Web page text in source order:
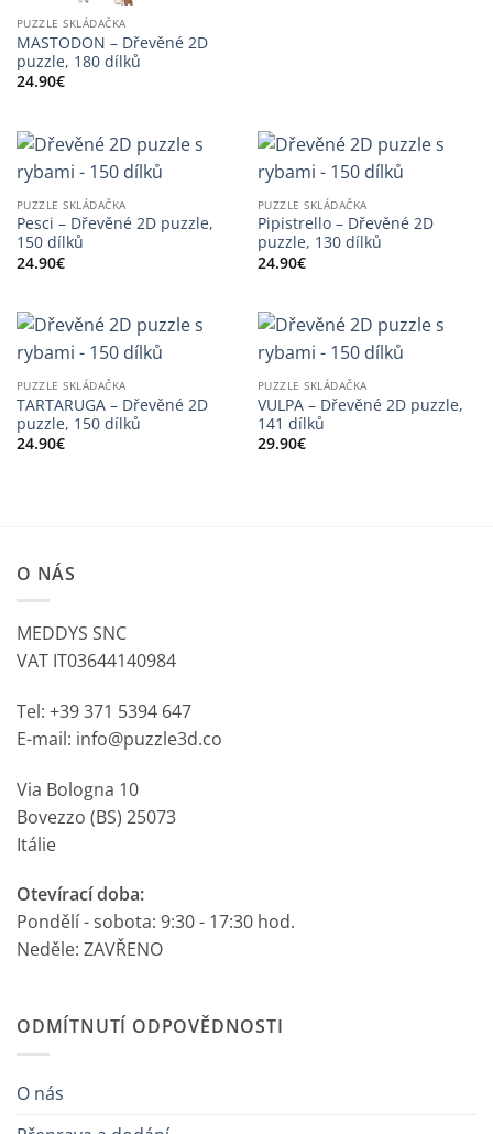
PUZZLE SKLÁDAČKA
MASTODON – Dřevěné 2D
puzzle, 180 dílků
24.90€
PUZZLE SKLÁDAČKA
Pesci – Dřevěné 2D puzzle,
150 dílků
24.90€
PUZZLE SKLÁDAČKA
Pipistrello – Dřevěné 2D
puzzle, 130 dílků
24.90€
PUZZLE SKLÁDAČKA
TARTARUGA – Dřevěné 2D
puzzle, 150 dílků
24.90€
PUZZLE SKLÁDAČKA
VULPA – Dřevěné 2D puzzle,
141 dílků
29.90€
O NÁS
MEDDYS SNC
VAT IT03644140984
Tel: +39 371 5394 647
E-mail: info@puzzle3d.co
Via Bologna 10
Bovezzo (BS) 25073
Itálie
Otevírací doba:
Pondělí - sobota: 9:30 - 17:30 hod.
Neděle: ZAVŘENO
ODMÍTNUTÍ ODPOVĚDNOSTI
O nás